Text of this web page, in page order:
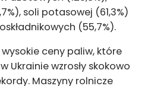
soli potasowej (61,3%)
(55,7%).
ceny paliw, które
Ukrainie wzrosły skokowo
Maszyny rolnicze